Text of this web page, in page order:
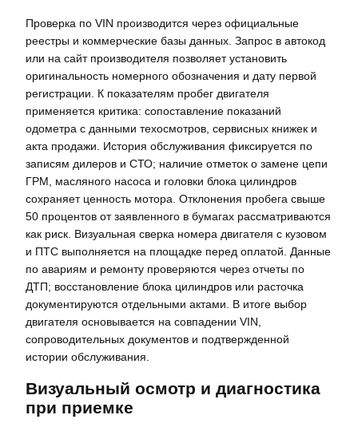
Проверка по VIN производится через официальные
реестры и коммерческие базы данных. Запрос в автокод
или на сайт производителя позволяет установить
оригинальность номерного обозначения и дату первой
регистрации. К показателям пробег двигателя
применяется критика: сопоставление показаний
одометра с данными техосмотров, сервисных книжек и
акта продажи. История обслуживания фиксируется по
записям дилеров и СТО; наличие отметок о замене цепи
ГРМ, масляного насоса и головки блока цилиндров
сохраняет ценность мотора. Отклонения пробега свыше
50 процентов от заявленного в бумагах рассматриваются
как риск. Визуальная сверка номера двигателя с кузовом
и ПТС выполняется на площадке перед оплатой. Данные
по авариям и ремонту проверяются через отчеты по
ДТП; восстановление блока цилиндров или расточка
документируются отдельными актами. В итоге выбор
двигателя основывается на совпадении VIN,
сопроводительных документов и подтвержденной
истории обслуживания.
Визуальный осмотр и диагностика
при приемке